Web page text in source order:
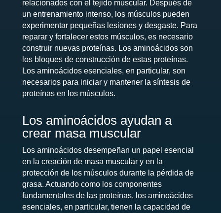
relacionados con el tejido muscular. Después de
un entrenamiento intenso, los músculos pueden
experimentar pequeñas lesiones y desgaste. Para
reparar y fortalecer estos músculos, es necesario
construir nuevas proteínas. Los aminoácidos son
los bloques de construcción de estas proteínas.
Los aminoácidos esenciales, en particular, son
necesarios para iniciar y mantener la síntesis de
proteínas en los músculos.
Los aminoácidos ayudan a
crear masa muscular
Los aminoácidos desempeñan un papel esencial
en la creación de masa muscular y en la
protección de los músculos durante la pérdida de
grasa. Actuando como los componentes
fundamentales de las proteínas, los aminoácidos
esenciales, en particular, tienen la capacidad de